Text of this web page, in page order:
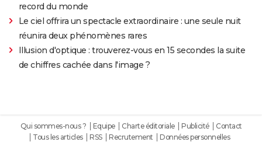
record du monde
Le ciel offrira un spectacle extraordinaire : une seule nuit
réunira deux phénomènes rares
Illusion d'optique : trouverez-vous en 15 secondes la suite
de chiffres cachée dans l'image ?
Qui sommes-nous ? Equipe Charte éditoriale Publicité
Contact
Tous les articles
RSS Recrutement Données personnelles